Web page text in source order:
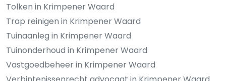
Tolken in Krimpener Waard
Trap reinigen in Krimpener Waard
Tuinaanleg in Krimpener Waard
Tuinonderhoud in Krimpener Waard
Vastgoedbeheer in Krimpener Waard